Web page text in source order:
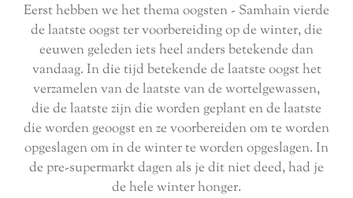
Eerst hebben we het thema oogsten - Samhain vierde
de laatste oogst ter voorbereiding op de winter, die
eeuwen geleden iets heel anders betekende dan
vandaag. In die tijd betekende de laatste oogst het
verzamelen van de laatste van de wortelgewassen,
die de laatste zijn die worden geplant en de laatste
die worden geoogst en ze voorbereiden om te worden
opgeslagen om in de winter te worden opgeslagen. In
de pre-supermarkt dagen als je dit niet deed, had je
de hele winter honger.